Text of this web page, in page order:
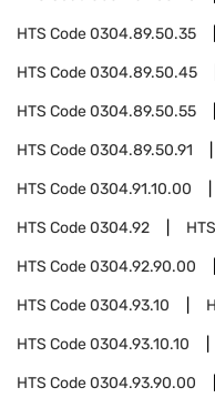
HTS Code0304.89.50.35
HTS Code0304.89.50.45
HTS Code0304.89.50.55
HTS Code0304.89.50.91
HTS Code0304.91.10.00
HTS Code0304.92
HTS Code0304.92.90.00
HTS Code0304.93.10
HTS Code0304.93.10.10
HTS Code0304.93.90.00